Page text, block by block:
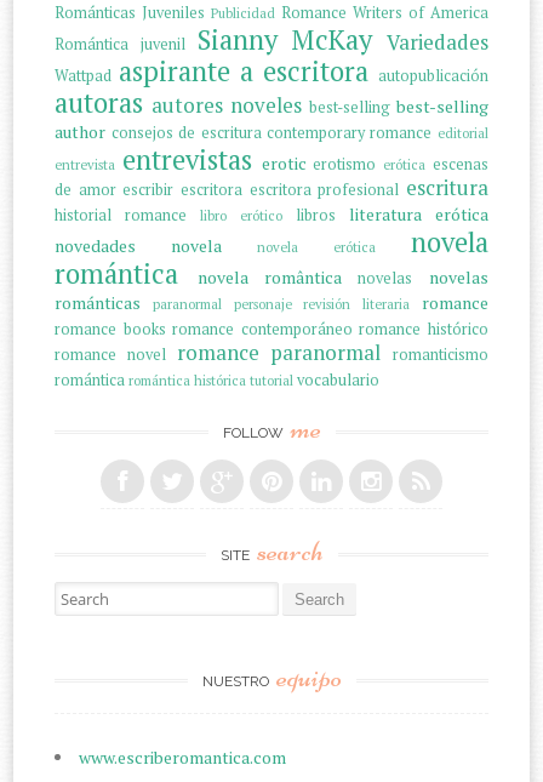
Románticas Juveniles Publicidad Romance Writers of America
Romántica juvenil
Sianny McKay Variedades
Wattpad aspirante a escritora autopublicación
autoras autores noveles best-selling best-selling
author consejos de escritura contemporary romance editorial
entrevista entrevistas erotic erotismo erótica escenas
de amor escribir escritora escritora profesional escritura
historial romance libro erótico libros
literatura erótica
novedades
novela novela erótica
novela
romántica
novela romântica novelas
novelas
románticas
paranormal personaje revisión literaria romance
romance books romance contemporáneo romance histórico
romance novel romance paranormal romanticismo
romántica romántica histórica tutorial vocabulario
FOLLOW me
SITE search
Search for:
NUESTRO equipo
www.escriberomantica.com